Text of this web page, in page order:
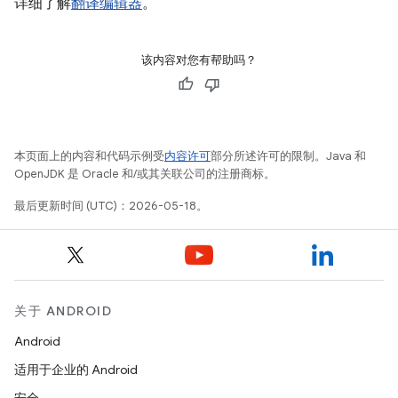
详细了解翻译编辑器。
该内容对您有帮助吗？
本页面上的内容和代码示例受内容许可部分所述许可的限制。Java 和
OpenJDK 是 Oracle 和/或其关联公司的注册商标。
最后更新时间 (UTC)：2026-05-18。
关于 ANDROID
Android
适用于企业的 Android